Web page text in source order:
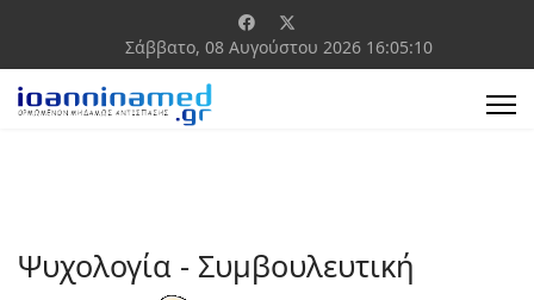
Σάββατο, 08 Αυγούστου 2026 16:05:10
Ψυχολογία - Συμβουλευτική